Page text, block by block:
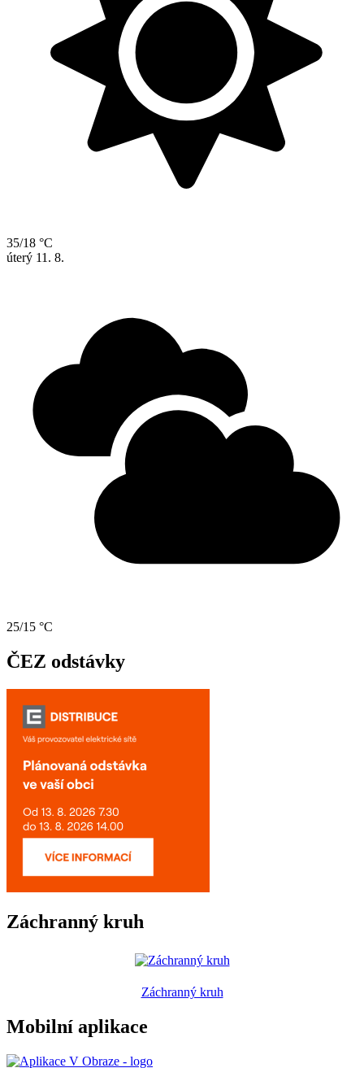
35/18 °C
úterý 11. 8.
25/15 °C
ČEZ odstávky
Záchranný kruh
Záchranný kruh
Mobilní aplikace